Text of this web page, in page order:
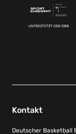
UNTERSTÜTZT DEN DBB
Kontakt
Deutscher Basketball